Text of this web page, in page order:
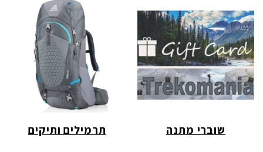
שוברי מתנה תרמילים ותיקים